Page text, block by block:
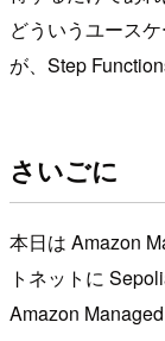
どういうユース
が、Step
さいごに
本日は Amazon
トネットに
Amazon